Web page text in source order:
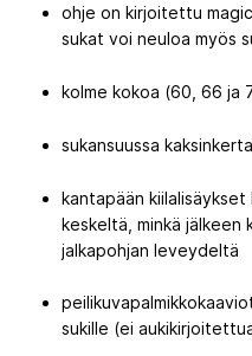
ohje on kirjoitettu
sukat voi neuloa myös
kolme kokoa (60, 66 ja
sukansuussa
kantapään kiilalisäykset
keskeltä, minkä jälkeen
jalkapohjan leveydeltä
sukille (ei